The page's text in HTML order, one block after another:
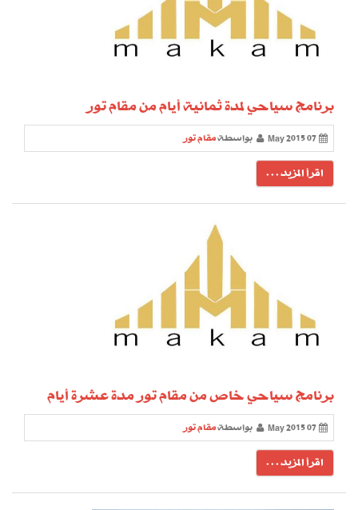
برنامج سياحي لمدة ثمانية أيام من مقام تور
07 May 2015 بواسطةمقام تور
اقرأ المزيد . . .
برنامج سياحي خاص من مقام تور مدة عشرة أيام
07 May 2015 بواسطةمقام تور
اقرأ المزيد . . .